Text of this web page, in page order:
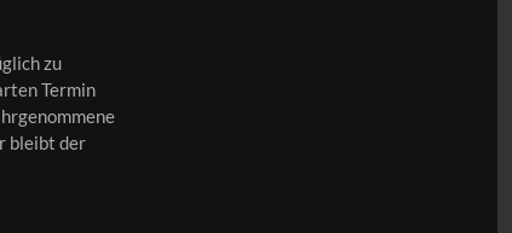
zu
Termin
bleibt der